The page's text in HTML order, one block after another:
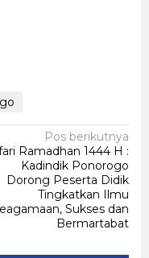
Pos berikutnya
Ramadhan 1444 H :
Kadindik Ponorogo
Dorong Peserta Didik
Tingkatkan Ilmu
Sukses dan
Bermartabat